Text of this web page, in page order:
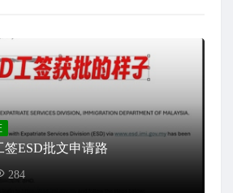
ESD批文申请路
284